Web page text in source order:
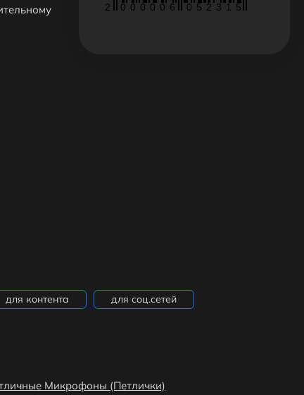
2 0 0 0 0 0 6 0 5 2 3 1 5
для контента для соц.сетей
Микрофоны (Петлички)